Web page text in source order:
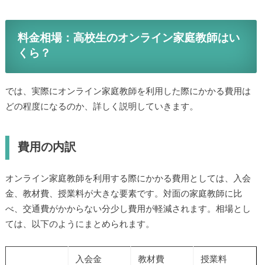
料金相場：高校生のオンライン家庭教師はい
くら？
では、実際にオンライン家庭教師を利用した際にかかる費用は
どの程度になるのか、詳しく説明していきます。
費用の内訳
オンライン家庭教師を利用する際にかかる費用としては、入会
金、教材費、授業料が大きな要素です。対面の家庭教師に比
べ、交通費がかからない分少し費用が軽減されます。相場とし
ては、以下のようにまとめられます。
入会金 教材費 授業料